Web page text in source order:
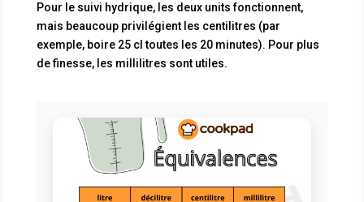
Pour le suivi hydrique, les deux units fonctionnent,
mais beaucoup privilégient les centilitres (par
exemple, boire 25 cl toutes les 20 minutes). Pour plus
de finesse, les millilitres sont utiles.